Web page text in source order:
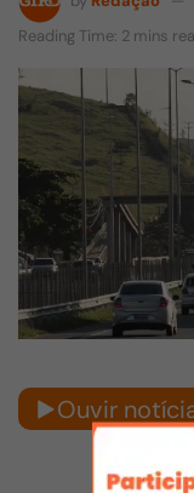
Reading Time: 2 mins
Ouvir